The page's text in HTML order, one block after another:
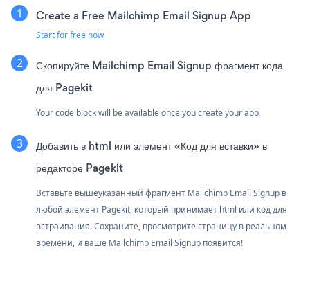
Create a Free Mailchimp Email Signup App
Start for free now
Скопируйте Mailchimp Email Signup фрагмент кода
для Pagekit
Your code block will be available once you create your app
Добавить в html или элемент «Код для вставки» в
редакторе Pagekit
Вставьте вышеуказанный фрагмент Mailchimp Email Signup в
любой элемент Pagekit, который принимает html или код для
встраивания. Сохраните, просмотрите страницу в реальном
времени, и ваше Mailchimp Email Signup появится!